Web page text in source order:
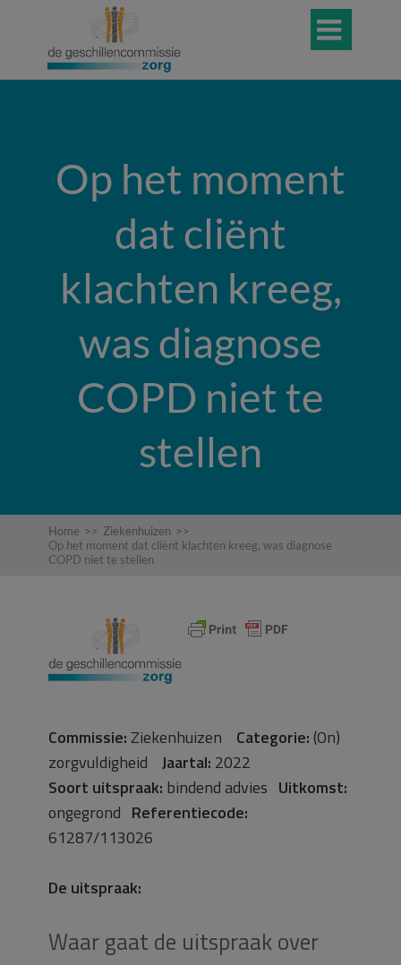

Op het moment
dat cliënt
klachten kreeg,
was diagnose
COPD niet te
stellen
Home >> Ziekenhuizen >>
Op het moment dat cliënt klachten kreeg, was diagnose
COPD niet te stellen
Commissie:Ziekenhuizen Categorie:(On)
zorgvuldigheid Jaartal: 2022
Soort uitspraak: bindend advies Uitkomst:
ongegrond Referentiecode:
61287/113026
De uitspraak:
Waar gaat de uitspraak over